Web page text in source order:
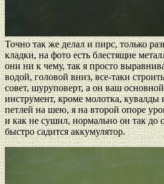
Точно так же делал и пирс, только
кладки, на фото есть блестящие
они ни к чему, так я просто
водой, головой вниз, все-таки
совет, шуруповерт, а он ваш
инструмент, кроме молотка,
петлей на шею, я на второй опоре
и как не сушил, нормально он так до
быстро садится аккумулятор.